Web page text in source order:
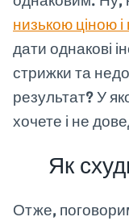
низькою ціною
дати однакові
стрижки та
результат? У
хочете і не
Як
Отже,